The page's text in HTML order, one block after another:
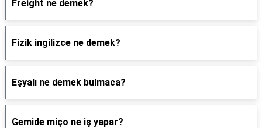
Freight ne demek?
Fizik ingilizce ne demek?
Eşyalı ne demek bulmaca?
Gemide miço ne iş yapar?